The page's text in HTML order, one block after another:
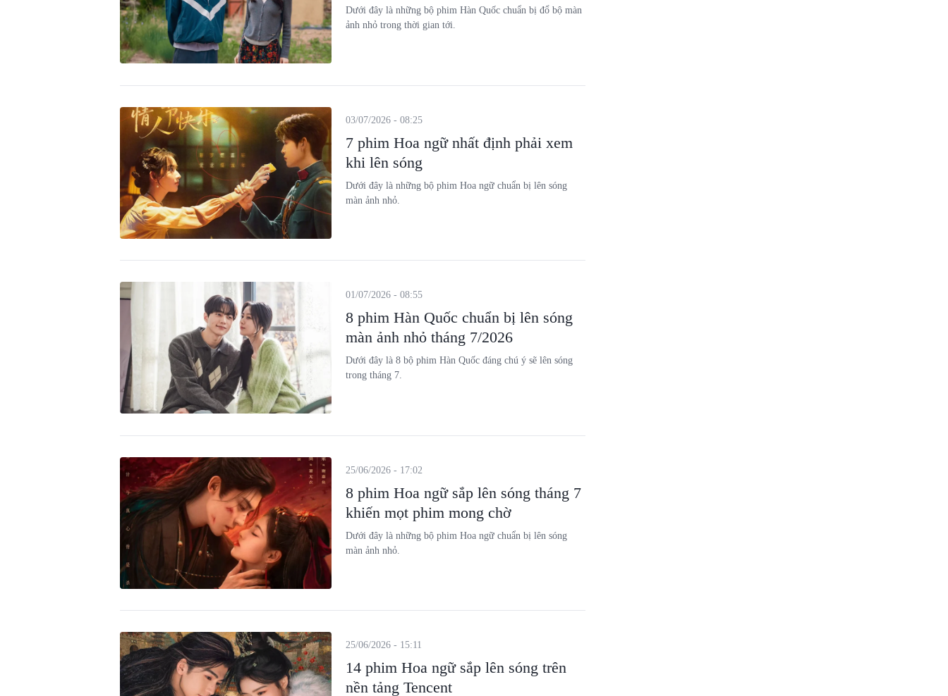
Dưới đây là những bộ phim Hàn Quốc chuẩn bị đổ bộ màn
ảnh nhỏ trong thời gian tới.
7 phim Hoa ngữ nhất định phải xem
khi lên sóng
03/07/2026 - 08:25
Dưới đây là những bộ phim Hoa ngữ chuẩn bị lên sóng
màn ảnh nhỏ.
8 phim Hàn Quốc chuẩn bị lên sóng
màn ảnh nhỏ tháng 7/2026
01/07/2026 - 08:55
Dưới đây là 8 bộ phim Hàn Quốc đáng chú ý sẽ lên sóng
trong tháng 7.
8 phim Hoa ngữ sắp lên sóng tháng 7
khiến mọt phim mong chờ
25/06/2026 - 17:02
Dưới đây là những bộ phim Hoa ngữ chuẩn bị lên sóng
màn ảnh nhỏ.
14 phim Hoa ngữ sắp lên sóng trên
nền tảng Tencent
25/06/2026 - 15:11